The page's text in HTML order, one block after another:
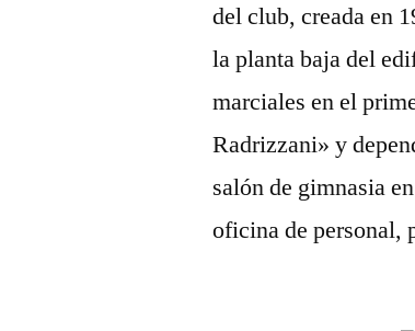
del club, creada en
la planta baja del
marciales en el
Radrizzani» y
salón de gimnasia
oficina de personal,